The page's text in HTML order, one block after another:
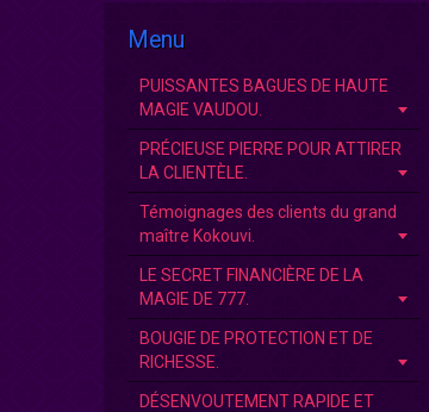
Menu
PUISSANTES BAGUES DE HAUTE
MAGIE VAUDOU.
PRÉCIEUSE PIERRE POUR ATTIRER
LA CLIENTÈLE.
Témoignages des clients du grand
maître Kokouvi.
LE SECRET FINANCIÈRE DE LA
MAGIE DE 777.
BOUGIE DE PROTECTION ET DE
RICHESSE.
DÉSENVOUTEMENT RAPIDE ET